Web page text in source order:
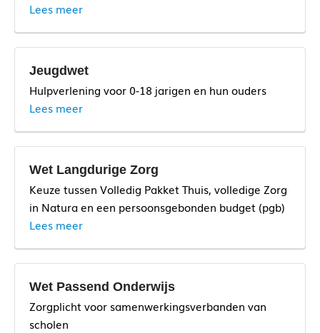
Lees meer
Jeugdwet
Hulpverlening voor 0-18 jarigen en hun ouders
Lees meer
Wet Langdurige Zorg
Keuze tussen Volledig Pakket Thuis, volledige Zorg
in Natura en een persoonsgebonden budget (pgb)
Lees meer
Wet Passend Onderwijs
Zorgplicht voor samenwerkingsverbanden van
scholen